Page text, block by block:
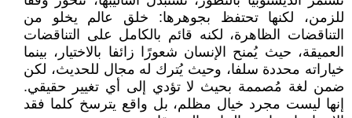
للزمن، لكنها تحتفظ بجوهرها: خلق عالم يخلو من
التناقضات الظاهرة، لكنه قائم بالكامل على التناقضات
العميقة، حيث يُمنح الإنسان شعورًا زائفا بالاختيار، بينما
خياراته محددة سلفا، وحيث يُترك له مجال للحديث، لكن
ضمن لغة مُصممة بحيث لا تؤدي إلى أي تغيير حقيقي.
إنها ليست مجرد خيال مظلم، بل واقع يترسخ كلما فقد